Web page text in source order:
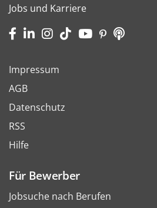
Jobs und Karriere
Impressum
AGB
Datenschutz
RSS
Hilfe
Für Bewerber
Jobsuche nach Berufen